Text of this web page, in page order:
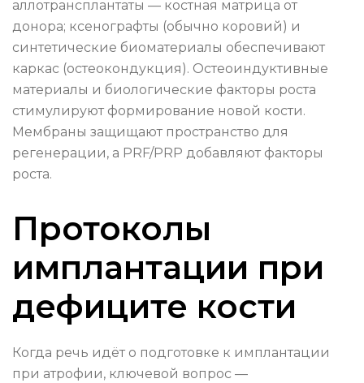
аллотрансплантаты — костная матрица от
донора; ксенографты (обычно коровий) и
синтетические биоматериалы обеспечивают
каркас (остеокондукция). Остеоиндуктивные
материалы и биологические факторы роста
стимулируют формирование новой кости.
Мембраны защищают пространство для
регенерации, а PRF/PRP добавляют факторы
роста.
Протоколы
имплантации при
дефиците кости
Когда речь идёт о подготовке к имплантации
при атрофии, ключевой вопрос —